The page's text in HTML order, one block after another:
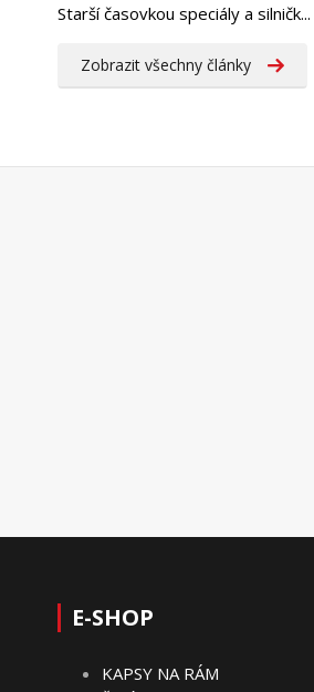
Starší časovkou speciály a silničk...
Zobrazit všechny články
E-SHOP
KAPSY NA RÁM